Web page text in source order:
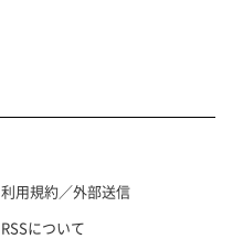
利用規約／外部送信
RSSについて